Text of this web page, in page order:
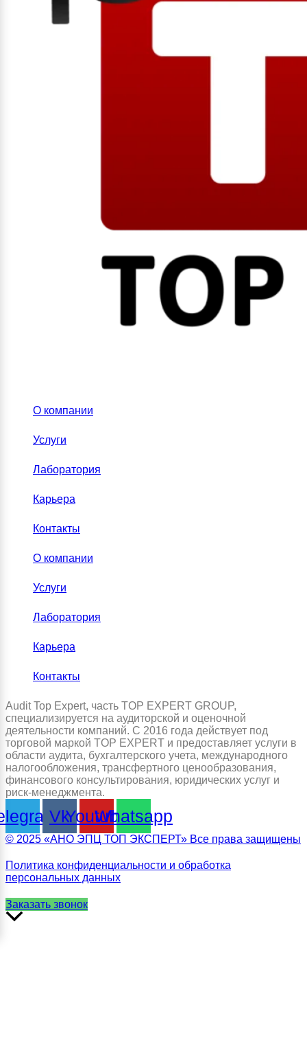
О компании
Услуги
Лаборатория
Карьера
Контакты
О компании
Услуги
Лаборатория
Карьера
Контакты
Audit Top Expert, часть TOP EXPERT GROUP,
специализируется на аудиторской и оценочной
деятельности компаний. С 2016 года действует под
торговой маркой TOP EXPERT и предоставляет услуги в
области аудита, бухгалтерского учета, международного
налогообложения, трансфертного ценообразования,
финансового консультирования, юридических услуг и
риск-менеджмента.
VkYoutube
Whatsapp
© 2025 «АНО ЭПЦ ТОП ЭКСПЕРТ» Все права защищены
Политика конфиденциальности и обработка
персональных данных
Заказать звонок